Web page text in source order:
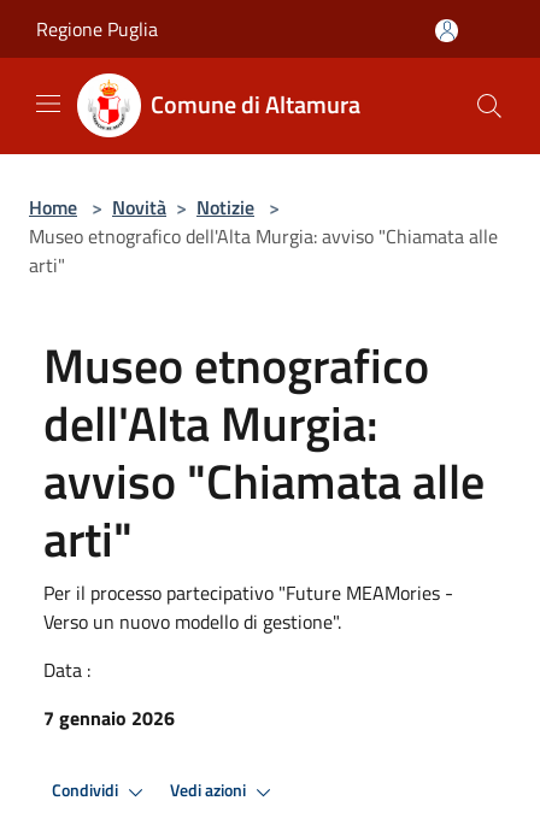
Regione Puglia
Comune di Altamura
Home > Novità > Notizie >
Museo etnografico dell'Alta Murgia: avviso "Chiamata alle
arti"
Museo etnografico
dell'Alta Murgia:
avviso "Chiamata alle
arti"
Per il processo partecipativo "Future MEAMories -
Verso un nuovo modello di gestione".
Data :
7 gennaio 2026
Condividi Vedi azioni